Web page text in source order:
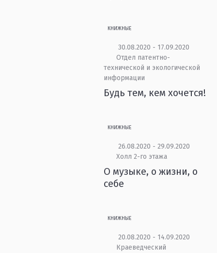
КНИЖНЫЕ
30.08.2020 - 17.09.2020
Отдел патентно-
технической и экологической
информации
Будь тем, кем хочется!
КНИЖНЫЕ
26.08.2020 - 29.09.2020
Холл 2-го этажа
О музыке, о жизни, о
себе
КНИЖНЫЕ
20.08.2020 - 14.09.2020
Краеведческий